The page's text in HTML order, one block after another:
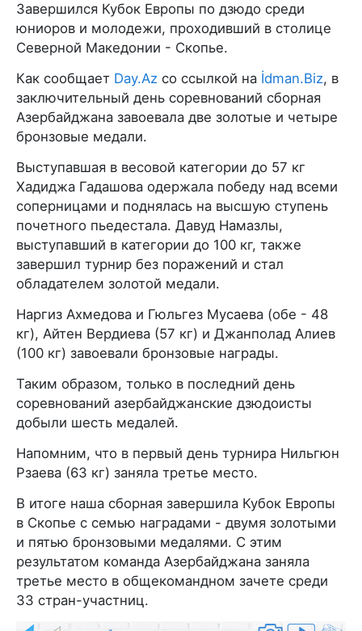
Завершился Кубок Европы по дзюдо среди
юниоров и молодежи, проходивший в столице
Северной Македонии - Скопье.
Как сообщает Day.Az со ссылкой на İdman.Biz, в
заключительный день соревнований сборная
Азербайджана завоевала две золотые и четыре
бронзовые медали.
Выступавшая в весовой категории до 57 кг
Хадиджа Гадашова одержала победу над всеми
соперницами и поднялась на высшую ступень
почетного пьедестала. Давуд Намазлы,
выступавший в категории до 100 кг, также
завершил турнир без поражений и стал
обладателем золотой медали.
Наргиз Ахмедова и Гюльгез Мусаева (обе - 48
кг), Айтен Вердиева (57 кг) и Джанполад Алиев
(100 кг) завоевали бронзовые награды.
Таким образом, только в последний день
соревнований азербайджанские дзюдоисты
добыли шесть медалей.
Напомним, что в первый день турнира Нильгюн
Рзаева (63 кг) заняла третье место.
В итоге наша сборная завершила Кубок Европы
в Скопье с семью наградами - двумя золотыми
и пятью бронзовыми медалями. С этим
результатом команда Азербайджана заняла
третье место в общекомандном зачете среди
33 стран-участниц.